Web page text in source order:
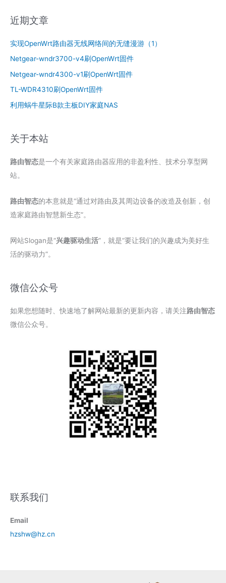
近期文章
实现OpenWrt路由器无线网络间的无缝漫游（1）
Netgear-wndr3700-v4刷OpenWrt固件
Netgear-wndr4300-v1刷OpenWrt固件
TL-WDR4310刷OpenWrt固件
利用蜗牛星际B款主板DIY家庭NAS
关于本站
路由智态是一个有关家庭路由器应用的非盈利性、技术分享型网
站。
路由智态的本意就是“通过对路由及其周边设备的改造及创新，创
造家庭路由智慧新生态”。
网站Slogan是“兴趣驱动生活”，就是“要让我们的兴趣成为美好生
活的驱动力”。
微信公众号
如果您想随时、快速地了解网站最新的更新内容，请关注路由智态
微信公众号。
联系我们
Email
hzshw@hz.cn